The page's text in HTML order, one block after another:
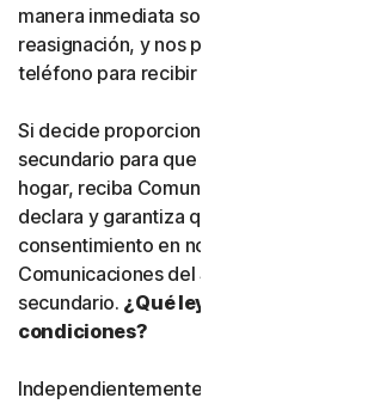
manera inmediata sobre dicha
reasignación, y nos proporcionará un
teléfono para recibir Comunicaciones
Si decide proporcionar un número de
secundario para que otra persona, o un
hogar, reciba Comunicaciones del
declara y garantiza que está autorizado
consentimiento en nombre de dicha
Comunicaciones del Servicio en el
secundario. ¿Qué leyes de qué país se
condiciones?
Independientemente de la legislación